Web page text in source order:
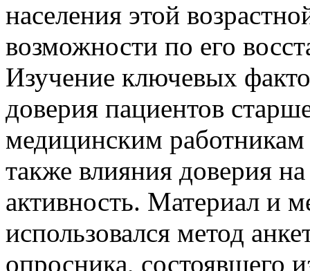
населения этой
возможности по его
Изучение ключевых
доверия пациентов
медицинским
также влияния доверия
активность. Материал и
использовался метод
опросника, состоявшего